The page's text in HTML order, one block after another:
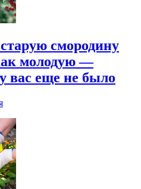
смородину
молодую —
вас еще не было